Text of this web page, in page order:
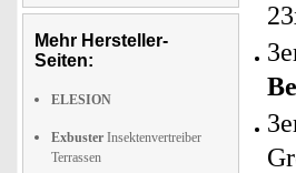
Mehr Hersteller-
Seiten:
ELESION
Exbuster Insektenvertreiber
Terrassen